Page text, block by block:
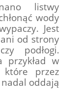
listwy
wody
Jest
od strony
podłogi.
przykład w
które przez
oddają